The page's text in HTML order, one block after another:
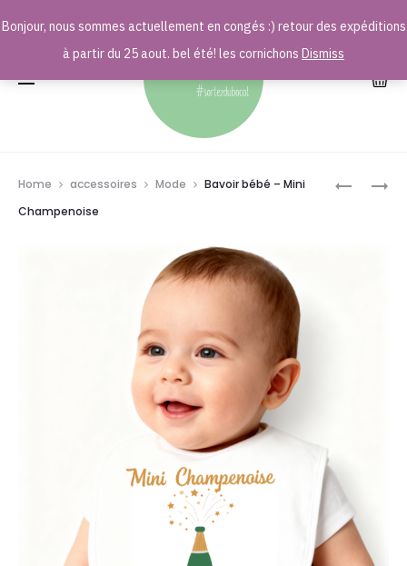
BAVOIR
Home accessoires Mode
Bavoir bébé – Mini
Champenoise
Bonjour, nous sommes actuellement en congés :) retour des expéditions
à partir du 25 aout. bel été! les cornichons Dismiss